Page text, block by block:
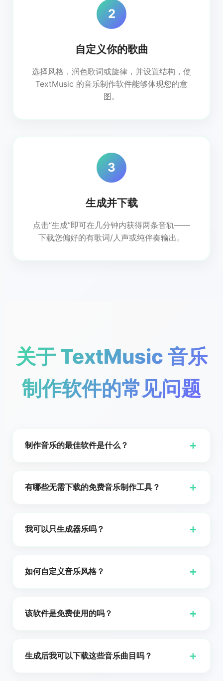
2
自定义你的歌曲
选择风格，润色歌词或旋律，并设置结构，使
TextMusic 的音乐制作软件能够体现您的意
图。
3
生成并下载
点击“生成”即可在几分钟内获得两条音轨——
下载您偏好的有歌词/人声或纯伴奏输出。
关于 TextMusic 音乐
制作软件的常见问题
制作音乐的最佳软件是什么？ +
能。如果你在寻找专业级工具,诸如 Ableton Live,FL
Studio,Logic Pro X 和 Pro Tools 这样的数字音频工作
的“音乐制作软件”非常适合你。它提供实时协作,AI 辅助
作室级音乐所需的所有功能,无需下载或订阅。
有哪些无需下载的免费音乐制作工具？ +
AI 的“音乐制作软件”是您的理想选择。这个基于浏览器
的平台允许您在任何有网络连接的设备上创建,编辑和制
和专业人士。无需订阅或安装,这款工具消除了所有障碍,
我可以只生成器乐吗？ +
目或纯伴奏版本。
如何自定义音乐风格？ +
适合该流派或氛围。
该软件是免费使用的吗？ +
用，且无需登录即可开始使用该软件。
生成后我可以下载这些音乐曲目吗？ +